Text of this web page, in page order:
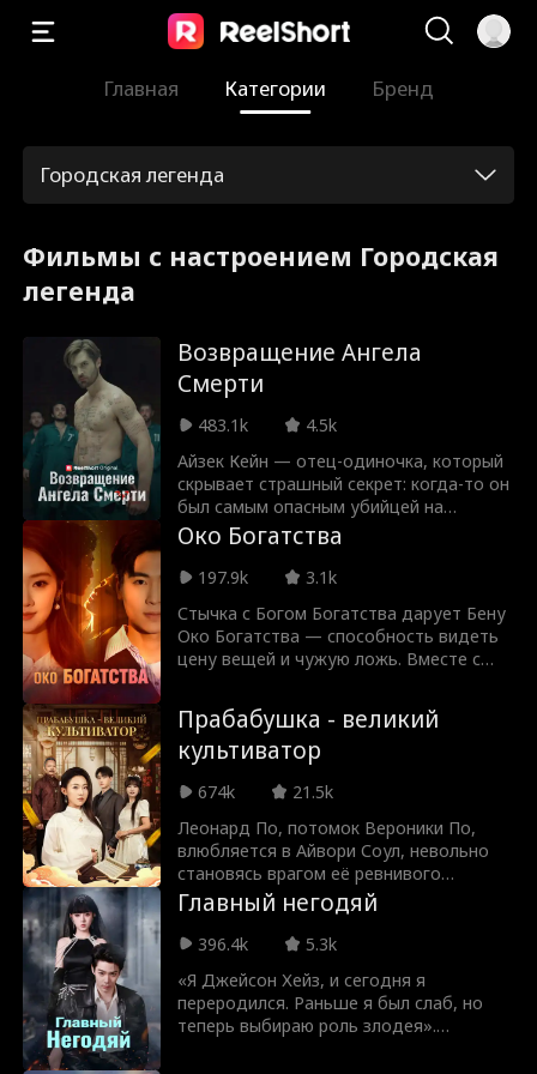
Главная Категории Бренд
Городская легенда
Фильмы с настроением Городская
легенда
Возвращение Ангела
Смерти
483.1k
4.5k
Айзек Кейн — отец-одиночка, который
скрывает страшный секрет: когда-то он
был самым опасным убийцей на
планете. Он пообещал своей
не будет убивать, и теперь он
неудачливого отца-одиночки. Но когда
его дочь похищает крупная семья-
мафиози, ему приходится нарушить
ряды русской мафии, возвращаясь к
своему прежнему статусу почти
мифического убийцы, который
преследует преступников в их
страшных снах.
Око Богатства
197.9k
3.1k
Стычка с Богом Богатства дарует Бену
Око Богатства — способность видеть
цену вещей и чужую ложь. Вместе с
гендиректором Клэр он сражается с
врагами, распутывает семейные
заговоры и постигает истинный смысл
Прабабушка - великий
культиватор
674k
21.5k
Леонард По, потомок Вероники По,
влюбляется в Айвори Соул, невольно
становясь врагом её ревнивого
поклонника Фрэнка Лоусона, который
рушит его карьеру и вынуждает его
заняться доставкой. Наблюдая, как её
злоупотребляют властью, чтобы
угнетать её собственного правнука,
Вероника решает изменить
Главный негодяй
396.4k
5.3k
«Я Джейсон Хейз, и сегодня я
переродился. Раньше я был слаб, но
теперь выбираю роль злодея».